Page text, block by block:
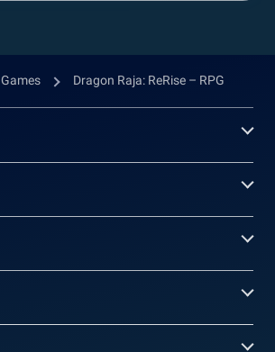
Games Dragon Raja: ReRise – RPG